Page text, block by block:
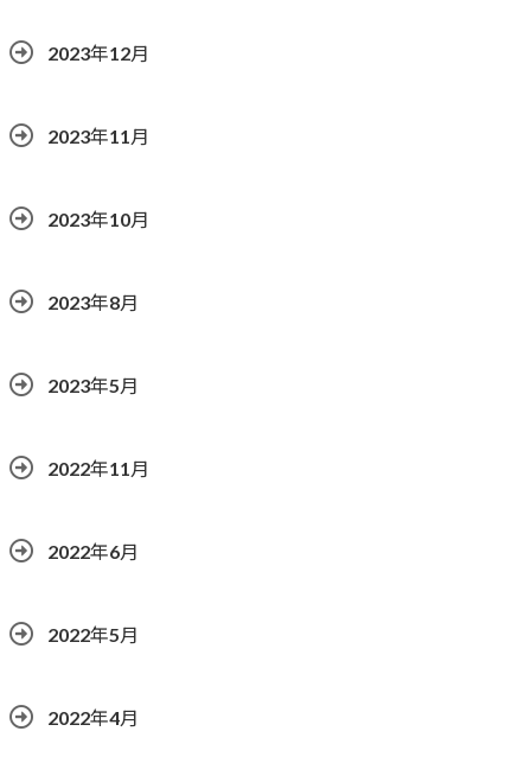
2023年12月
2023年11月
2023年10月
2023年8月
2023年5月
2022年11月
2022年6月
2022年5月
2022年4月